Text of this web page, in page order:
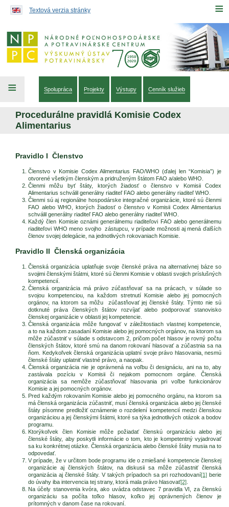
≡
Textová verzia stránky
≡ Spolupráca Projekty Výstupy Cenník služieb
Procedurálne pravidlá Komisie Codex
Alimentarius
Pravidlo I Členstvo
Členstvo v Komisie Codex Alimentarius FAO/WHO (ďalej len “Komisia”) je
otvorené všetkým členským a pridruženým štátom FAO a/alebo WHO.
Členmi môžu byť štáty, ktorých žiadosť o členstvo v Komisii Codex
Alimentarius schválil generálny riaditeľ FAO alebo generálny riaditeľ WHO.
Členmi sú aj regionálne hospodárske integračné organizácie, ktoré sú členmi
FAO alebo WHO, ktorých žiadosť o členstvo v Komisii Codex Alimentarius
schválil generálny riaditeľ FAO alebo generálny riaditeľ WHO.
Každý člen Komisie oznámi generálnemu riaditeľovi FAO alebo generálnemu
riaditeľovi WHO meno svojho zástupcu, v prípade možnosti aj mená ďalších
členov svojej delegácie, na jednotlivých rokovaniach Komisie.
Pravidlo II Členská organizácia
Členská organizácia uplatňuje svoje členské práva na alternatívnej báze so
svojimi členskými štátmi, ktoré sú členmi Komisie v oblasti svojich príslušných
kompetencií.
Členská organizácia má právo zúčastňovať sa na prácach, v súlade so
svojou kompetenciou, na každom stretnutí Komisie alebo jej pomocných
orgánov, na ktorom sa môžu zúčastňovať jej členské štáty. Týmto nie sú
dotknuté práva členských štátov rozvíjať alebo podporovať stanovisko
členskej organizácie v oblasti jej kompetencie.
Členská organizácia môže fungovať v záležitostiach vlastnej kompetencie,
a to na každom zasadaní Komisie alebo jej pomocných orgánov, na ktorom sa
môže zúčastniť v súlade s odstavcom 2, pričom počet hlasov je rovný počtu
členských štátov, ktoré smú na danom rokovaní hlasovať a zúčastnia sa na
ňom. Kedykoľvek členská organizácia uplatní svoje právo hlasovania, nesmú
členské štáty uplatniť vlastné právo, a naopak.
Členská organizácia nie je oprávnená na voľbu či designáciu, ani na to, aby
zastávala pozíciu v Komisii či nejakom pomocnom orgáne. Členská
organizácia sa nemôže zúčastňovať hlasovania pri voľbe funkcionárov
Komisie a jej pomocných orgánov.
Pred každým rokovaním Komisie alebo jej pomocného orgánu, na ktorom sa
má členská organizácia zúčastniť, musí členská organizácia alebo jej členské
štáty písomne predložiť oznámenie o rozdelení kompetencií medzi členskou
organizáciou a jej členskými štátmi, ktoré sa týka jednotlivých otázok a bodov
programu.
Ktorýkoľvek člen Komisie môže požiadať členskú organizáciu alebo jej
členské štáty, aby poskytli informácie o tom, kto je kompetentný vyjadrovať
sa ku konkrétnej otázke. Členská organizácia alebo členské štáty musia na to
odpovedať.
V prípade, že v určitom bode programu ide o zmiešané kompetencie členskej
organizácie aj členských štátov, na diskusii sa môže zúčastniť členská
organizácia aj členské štáty. V takých prípadoch sa pri rozhodovaní[1] berie
do úvahy iba intervencia tej strany, ktorá mala právo hlasovať[2]
Na účely stanovenia kvóra, ako uvádza odstavec 7 pravidla VI, za členskú
organizáciu sa počíta toľko hlasov, koľko jej oprávnených členov je
prítomných v danom čase na rokovaní.